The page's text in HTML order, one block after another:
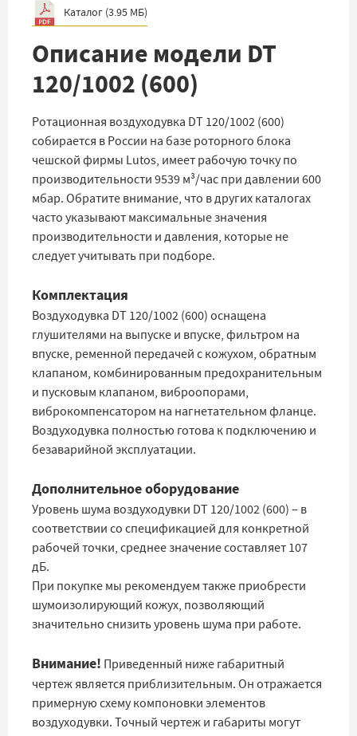
Каталог (3.95 МБ)
Описание модели DT
120/1002 (600)
Ротационная воздуходувка DT 120/1002 (600)
собирается в России на базе роторного блока
чешской фирмы Lutos, имеет рабочую точку по
производительности 9539 м³/час при давлении 600
мбар. Обратите внимание, что в других каталогах
часто указывают максимальные значения
производительности и давления, которые не
следует учитывать при подборе.
Комплектация
Воздуходувка DT 120/1002 (600) оснащена
глушителями на выпуске и впуске, фильтром на
впуске, ременной передачей с кожухом, обратным
клапаном, комбинированным предохранительным
и пусковым клапаном, виброопорами,
виброкомпенсатором на нагнетательном фланце.
Воздуходувка полностью готова к подключению и
безаварийной эксплуатации.
Дополнительное оборудование
Уровень шума воздуходувки DT 120/1002 (600) – в
соответствии со спецификацией для конкретной
рабочей точки, среднее значение составляет 107
дБ.
При покупке мы рекомендуем также приобрести
шумоизолирующий кожух, позволяющий
значительно снизить уровень шума при работе.
Внимание! Приведенный ниже габаритный
чертеж является приблизительным. Он отражается
примерную схему компоновки элементов
воздуходувки. Точный чертеж и габариты могут